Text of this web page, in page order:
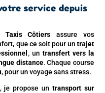
service depuis
Taxis Côtiers assure vos
que ce soit pour un trajet
, un transfert vers la
distance. Chaque course
, pour un voyage sans stress.
je propose un transport sur